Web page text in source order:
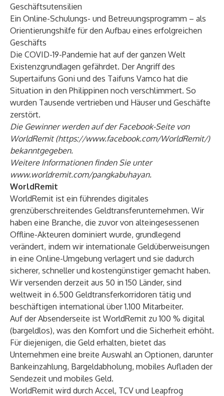
Geschäftsutensilien
Ein Online-Schulungs- und Betreuungsprogramm – als
Orientierungshilfe für den Aufbau eines erfolgreichen
Geschäfts
Die COVID-19-Pandemie hat auf der ganzen Welt
Existenzgrundlagen gefährdet. Der Angriff des
Supertaifuns Goni und des Taifuns Vamco hat die
Situation in den Philippinen noch verschlimmert. So
wurden Tausende vertrieben und Häuser und Geschäfte
zerstört.
Die Gewinner werden auf der Facebook-Seite von
WorldRemit (https://www.facebook.com/WorldRemit/)
bekanntgegeben.
Weitere Informationen finden Sie unter
www.worldremit.com/pangkabuhayan.
WorldRemit
WorldRemit ist ein führendes digitales
grenzüberschreitendes Geldtransferunternehmen. Wir
haben eine Branche, die zuvor von alteingesessenen
Offline-Akteuren dominiert wurde, grundlegend
verändert, indem wir internationale Geldüberweisungen
in eine Online-Umgebung verlagert und sie dadurch
sicherer, schneller und kostengünstiger gemacht haben.
Wir versenden derzeit aus 50 in 150 Länder, sind
weltweit in 6.500 Geldtransferkorridoren tätig und
beschäftigen international über 1.100 Mitarbeiter.
Auf der Absenderseite ist WorldRemit zu 100 % digital
(bargeldlos), was den Komfort und die Sicherheit erhöht.
Für diejenigen, die Geld erhalten, bietet das
Unternehmen eine breite Auswahl an Optionen, darunter
Bankeinzahlung, Bargeldabholung, mobiles Aufladen der
Sendezeit und mobiles Geld.
WorldRemit wird durch Accel, TCV und Leapfrog